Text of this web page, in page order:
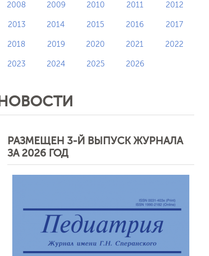
2008 2009 2010 2011 2012
2013 2014 2015 2016 2017
2018 2019 2020 2021 2022
2023 2024 2025 2026
НОВОСТИ
РАЗМЕЩЕН 3-Й ВЫПУСК ЖУРНАЛА
ЗА 2026 ГОД